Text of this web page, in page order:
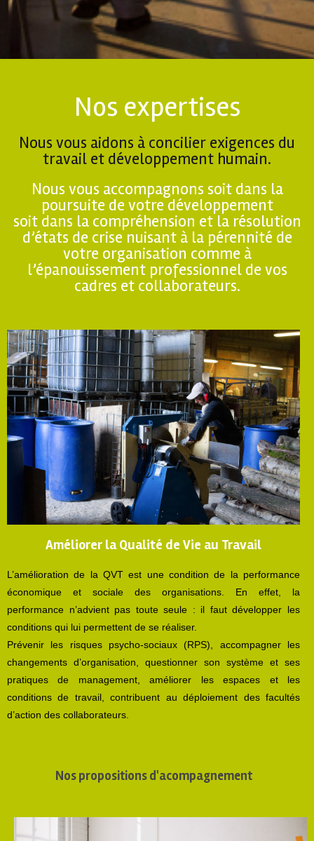
Nos expertises
Nous vous aidons à concilier exigences du
travail et développement humain.
Nous vous accompagnons soit dans la
poursuite de votre développement
soit dans la compréhension et la résolution
d’états de crise nuisant à la pérennité de
votre organisation comme à
l’épanouissement professionnel de vos
cadres et collaborateurs.
Améliorer la Qualité de Vie au Travail
L’amélioration de la QVT est une condition de la performance
économique et sociale des organisations. En effet, la
performance n’advient pas toute seule : il faut développer les
conditions qui lui permettent de se réaliser.
Prévenir les risques psycho-sociaux (RPS), accompagner les
changements d’organisation, questionner son système et ses
pratiques de management, améliorer les espaces et les
conditions de travail, contribuent au déploiement des facultés
d’action des collaborateurs.
Nos propositions d'acompagnement